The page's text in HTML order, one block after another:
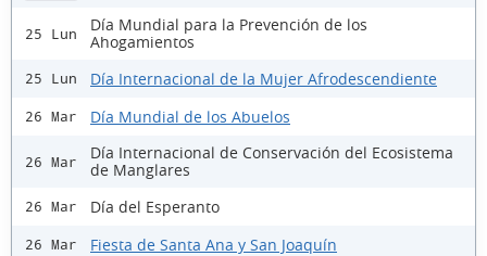
25 Lun
Día Mundial para la Prevención de los
Ahogamientos
25 Lun Día Internacional de la Mujer Afrodescendiente
26 Mar Día Mundial de los Abuelos
26 Mar
Día Internacional de Conservación del Ecosistema
de Manglares
26 Mar Día del Esperanto
26 Mar Fiesta de Santa Ana y San Joaquín